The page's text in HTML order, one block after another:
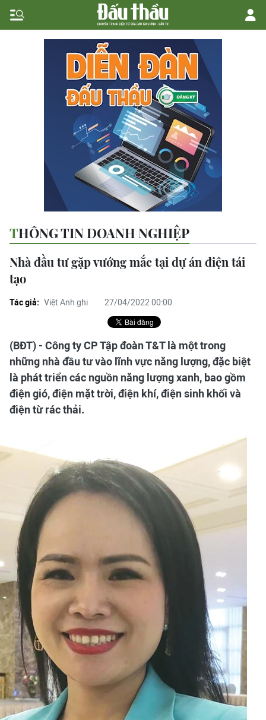
THÔNG TIN DOANH NGHIỆP
Nhà đầu tư gặp vướng mắc tại dự án điện tái
tạo
Tác giả: Việt Anh ghi 27/04/2022 00:00
(BĐT) - Công ty CP Tập đoàn T&T là một trong
những nhà đầu tư vào lĩnh vực năng lượng, đặc biệt
là phát triển các nguồn năng lượng xanh, bao gồm
điện gió, điện mặt trời, điện khí, điện sinh khối và
điện từ rác thải.